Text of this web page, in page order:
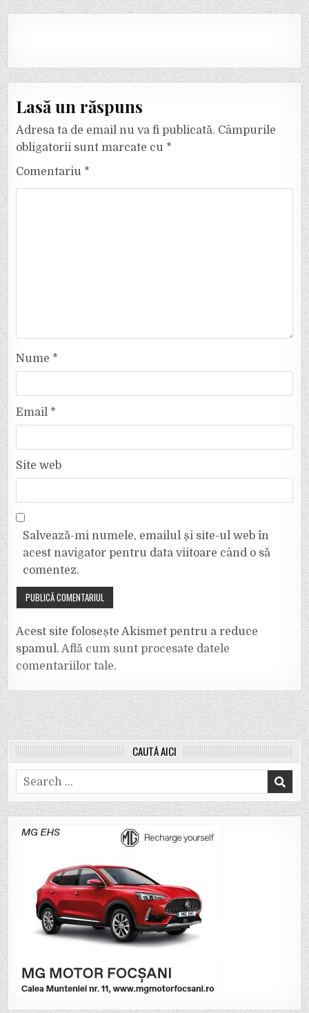
Lasă un răspuns
Adresa ta de email nu va fi publicată. Câmpurile
obligatorii sunt marcate cu *
Comentariu *
Nume *
Email *
Site web
Salvează-mi numele, emailul și site-ul web în
acest navigator pentru data viitoare când o să
comentez.
Acest site folosește Akismet pentru a reduce
spamul.Află cum sunt procesate datele
comentariilor tale.
CAUTĂ AICI
Search
for: